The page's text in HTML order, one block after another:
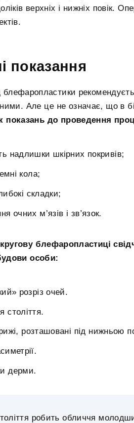
верхніх і нижніх повік.
показання
блефаропластики
Але це не означає, що в
показань до проведення
надлишки шкірних покривів;
кола;
складки;
очних м’язів і зв’язок.
блефаропластиці
особи:
розріз очей.
століття.
розташовані під нижньою
дерми.
робить обличчя